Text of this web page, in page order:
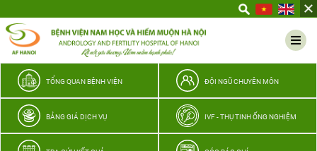
thương
TỔNG QUAN BỆNH VIỆN ĐỘI NGŨ CHUYÊN MÔN
BẢNG GIÁ DỊCH VỤ IVF - THỤ TINH ỐNG NGHIỆM